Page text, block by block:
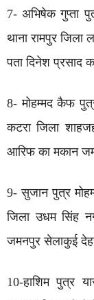
7- अभिषेक गुप्ता
थाना रामपुर जिला
पता दिनेश प्रसाद
8- मोहम्मद कैफ
कटरा जिला
आरिफ का मकान
9- सुजान पुत्र
जिला उधम सिंह
जमनपुर सेलाकुई
10-हाशिम पुत्र